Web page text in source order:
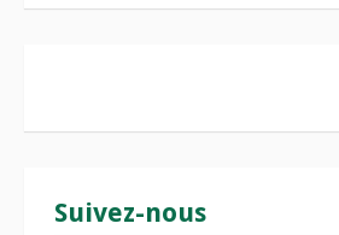
Suivez-nous